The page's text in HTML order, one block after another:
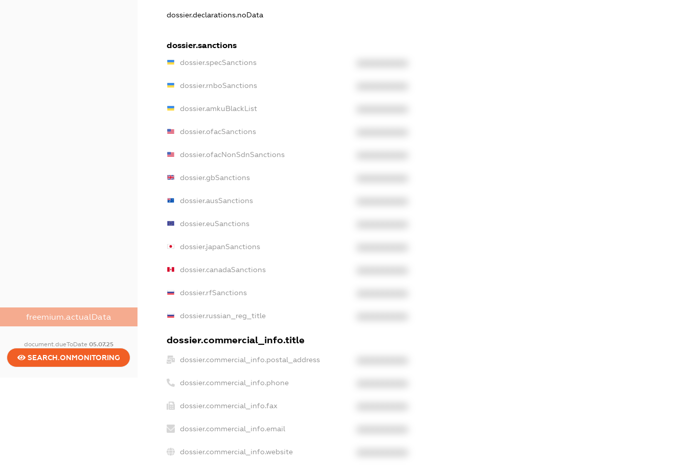
freemium.actualData
document.dueToDate 05.07.25
SEARCH.ONMONITORING
dossier.declarations.noData
dossier.sanctions
dossier.specSanctions
dossier.rnboSanctions
dossier.amkuBlackList
dossier.ofacSanctions
dossier.ofacNonSdnSanctions
dossier.gbSanctions
dossier.ausSanctions
dossier.euSanctions
dossier.japanSanctions
dossier.canadaSanctions
dossier.rfSanctions
dossier.russian_reg_title
dossier.commercial_info.title
dossier.commercial_info.postal_address
dossier.commercial_info.phone
dossier.commercial_info.fax
dossier.commercial_info.email
dossier.commercial_info.website